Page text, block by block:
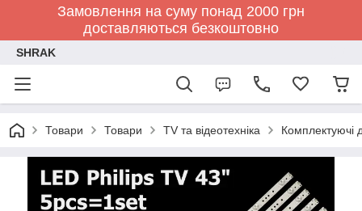
Замовлення на суму понад 2000 грн
доставляються безкоштовно
SHRAK
Товари Товари TV та відеотехніка Комплектуючі